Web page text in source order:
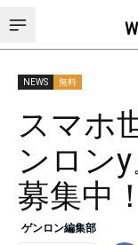
NEWS 無料
スマホ
ンロン
募集中！
ゲンロン編集部